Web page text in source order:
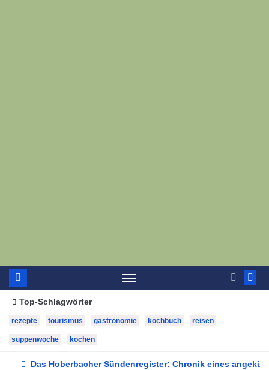
Top-Schlagwörter
rezepte tourismus gastronomie kochbuch reisen
suppenwoche kochen
Das Hoberbacher Sündenregister: Chronik eines